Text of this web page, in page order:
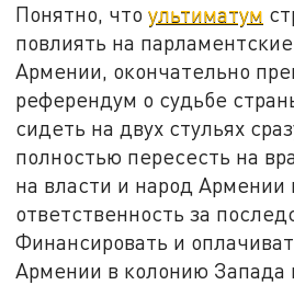
Понятно, чтоультиматум
повлиять на
Армении, окончательно
референдум о судьбе
сидеть на двух стульях
полностью пересесть на
на власти и народ Армении
ответственность за
Финансировать и
Армении в колонию Запада